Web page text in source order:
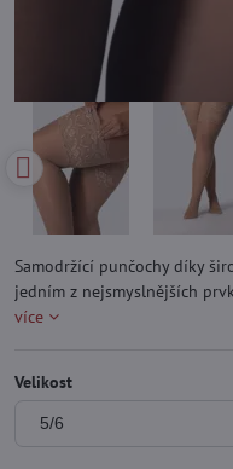
Samodržící punčochy díky
jedním z nejsmyslnějších
více
Velikost